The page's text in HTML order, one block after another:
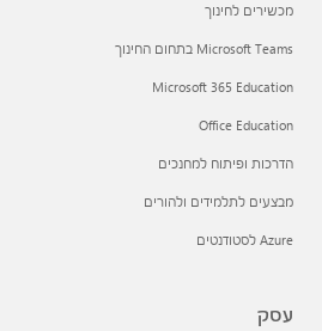
מכשירים לחינוך
Microsoft Teams בתחום החינוך
Microsoft 365 Education
Office Education
הדרכות ופיתוח למחנכים
מבצעים לתלמידים ולהורים
Azure לסטודנטים
עסק